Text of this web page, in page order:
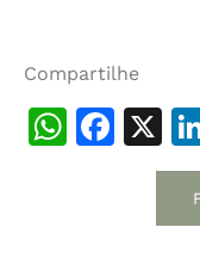
Compartilhe
X